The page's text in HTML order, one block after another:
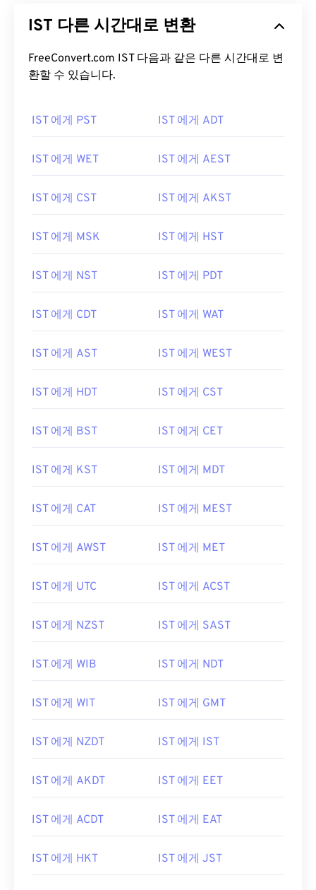
IST 다른 시간대로 변환
FreeConvert.com IST 다음과 같은 다른 시간대로 변
환할 수 있습니다.
IST 에게 PST IST 에게 ADT
IST 에게 WET IST 에게 AEST
IST 에게 CST IST 에게 AKST
IST 에게 MSK IST 에게 HST
IST 에게 NST IST 에게 PDT
IST 에게 CDT IST 에게 WAT
IST 에게 AST IST 에게 WEST
IST 에게 HDT IST 에게 CST
IST 에게 BST IST 에게 CET
IST 에게 KST IST 에게 MDT
IST 에게 CAT IST 에게 MEST
IST 에게 AWST IST 에게 MET
IST 에게 UTC IST 에게 ACST
IST 에게 NZST IST 에게 SAST
IST 에게 WIB IST 에게 NDT
IST 에게 WIT IST 에게 GMT
IST 에게 NZDT IST 에게 IST
IST 에게 AKDT IST 에게 EET
IST 에게 ACDT IST 에게 EAT
IST 에게 HKT IST 에게 JST